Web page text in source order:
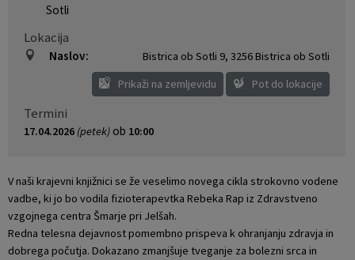
Sotli
Lokacija
Naslov: Bistrica ob Sotli 9, 3256 Bistrica ob Sotli
Prikaži na zemljevidu
Pot do lokacije
Termini
17.04.2026 (petek) ob 10:00
V naši krajevni knjižnici se že veselimo novega cikla strokovno vodene
vadbe, ki jo bo vodila fizioterapevtka Rebeka Rap iz Zdravstveno
vzgojnega centra Šmarje pri Jelšah.
Redna telesna dejavnost pomembno prispeva k ohranjanju zdravja in
dobrega počutja. Dokazano zmanjšuje tveganje za bolezni srca in
Strateški dokumenti
Katalog informacij javnega značaja